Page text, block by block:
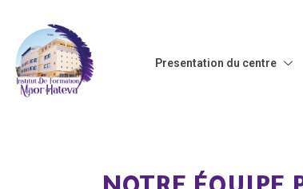
Presentation du centre